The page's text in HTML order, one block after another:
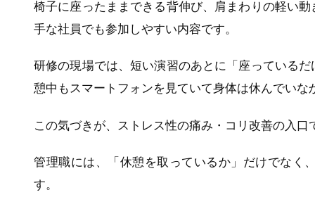
椅子に座ったままできる背伸び、肩まわりの軽い
手な社員でも参加しやすい内容です。
研修の現場では、短い演習のあとに「座っている
憩中もスマートフォンを見ていて身体は休んでい
この気づきが、ストレス性の痛み・コリ改善の入口
管理職には、「休憩を取っているか」だけでなく
す。